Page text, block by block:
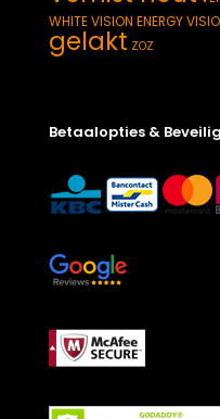
WHITEVISION ENERGY
gelakt ZOZ
Betaalopties &